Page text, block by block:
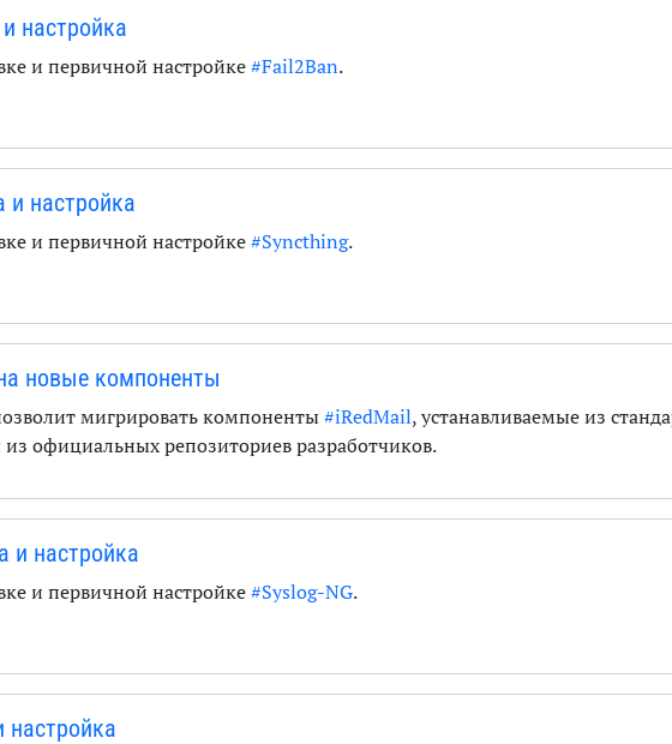
настройка
и первичной настройке#Fail2Ban.
и настройка
и первичной настройке#Syncthing.
новые компоненты
мигрировать компоненты#iRedMail, устанавливаемые из
официальных репозиториев разработчиков.
и настройка
и первичной настройке#Syslog-NG.
настройка